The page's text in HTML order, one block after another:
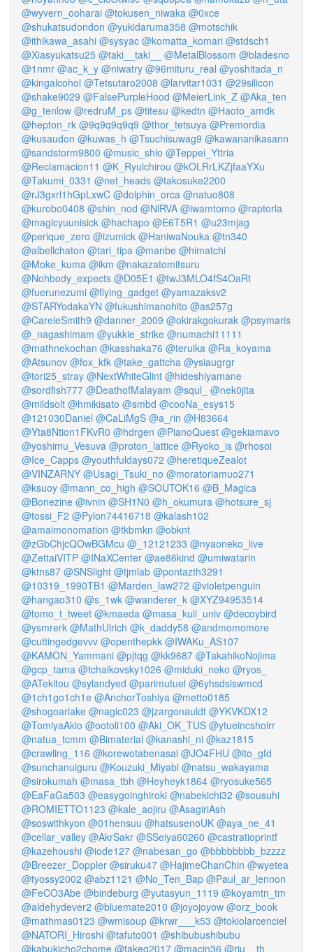
@wyvern_ooharai @tokusen_niwaka @0xce
@shukatsudondon @yukidaruma358 @motschik
@ithikawa_asahi @sysyac @komatta_komari @stdsch1
@Xiasyukatsu25 @taki__taki__ @MetalBlossom @bladesno
@1nmr @ac_k_y @niwatry @96mituru_real @yoshitada_n
@kingalcohol @Tetsutaro2008 @larvitar1031 @29silicon
@shake9029 @FalsePurpleHood @MeierLink_Z @Aka_ten
@g_tenlow @redruM_ps @titesu @kedtn @Haoto_amdk
@hepton_rk @9q9q9q9q9 @thor_tetsuya @Premordia
@kusaudon @kuwas_h @Tsuchisuwag9 @kawananikasann
@sandstorm9800 @music_shio @Teppei_Yttria
@Reclamacion11 @K_Ryuichirou @kOLRrLKZjfaaYXu
@Takumi_0331 @net_heads @takosuke2200
@rJ3gxrl1hGpLxwC @dolphin_orca @natuo808
@kurobo0408 @shin_nod @NlRVA @iwamtomo @raptorla
@magicyuunisick @hachapo @E6T5R1 @u23mjag
@perique_zero @izumick @HaniwaNouka @tn340
@albellchaton @tari_tipa @manbe @himatchi
@Moke_kuma @ikm @nakazatomitsuru
@Nohbody_expects @D05E1 @twJ3MLO4fS4OaRt
@fuerunezumi @flying_gadget @yamazaksv2
@STARYodakaYN @fukushimanohito @as257g
@CareleSmith9 @danner_2009 @okirakgokurak @psymaris
@_nagashimam @yukkie_strike @numachi11111
@mathnekochan @kasshaka76 @teruika @Ra_koyama
@Atsunov @fox_kfk @take_gattcha @ysiaugrgr
@tori25_stray @NextWhiteGlint @hideshiyamane
@sordfish777 @DeathofMalayam @squl_
@nek0jita
@mildsolt @hmikisato @smbd @cooNa_esys15
@121030Daniel @CaLiMgS @a_rin @H83664
@Yta8Ntion1FKvR0 @hdrgen @PianoQuest @gekiamavo
@yoshimu_Vesuva @proton_lattice @Ryoko_is @rhosoi
@Ice_Capps @youthfuldays072 @heretiqueZealot
@VINZARNY @Usagi_Tsuki_no @moratoriamuo271
@ksuoy @mann_co_high @SOUTOK16 @B_Magica
@Bonezine @ivnin @SH1N0 @h_okumura @hotsure_sj
@tossi_F2 @Pylon74416718 @kalash102
@amaimonomation @tkbmkn @obknt
@zGbChjcQOwBGMcu @_12121233 @nyaoneko_live
@ZettaiVITP @INaXCenter @ae86kind @umiwatarin
@ktns87 @SNSlight @tjmlab @pontazth3291
@10319_1990TB1 @Marden_law272 @violetpenguin
@hangao310 @s_1wk @wanderer_k @XYZ94953514
@tomo_t_tweet @kmaeda @masa_kuli_univ @decoybird
@ysmrerk @MathUlrich @k_daddy58 @andmomomore
@cuttingedgevvv @openthepkk @IWAKu_AS107
@KAMON_Yammani @pjtqg @kk9687 @TakahikoNojima
@gcp_tama @tchaikovsky1026 @miduki_neko @ryos_
@ATekitou @sylandyed @parimutuel @6yhsdsiswmcd
@1ch1go1ch1e @AnchorToshiya @metto0185
@shogoariake @nagic023 @jzargonauldt @YKVKDX12
@TomiyaAkio @ootoli100 @Aki_OK_TUS @ytueincshoirr
@natua_tcmm @Bimaterial @kanashi_ni @kaz1815
@crawling_116 @korewotabenasai @JO4FHU @ito_gfd
@sunchanuiguru @Kouzuki_Miyabi @natsu_wakayama
@sirokumah @masa_tbh @Heyheyk1864 @ryosuke565
@EaFaGa503 @easygoinghiroki @nabekichi32 @sousuhi
@ROMIETTO1123 @kale_aojiru @AsagiriAsh
@soswithkyon @01hensuu @hatsusenoUK @aya_ne_41
@cellar_valley @AkrSakr @SSeiya60260 @castratioprintf
@kazehoushi @iode127 @nabesan_go @bbbbbbbb_bzzzz
@Breezer_Doppler @siruku47 @HajimeChanChin @wyetea
@tyossy2002 @abz1121 @No_Ten_Bap @Paul_ar_lennon
@FeCO3Abe @bindeburg @yutasyun_1119 @koyamtn_tm
@aldehydever2 @bluemate2010 @joyojoyow @orz_book
@mathmas0123 @wmisoup @krwr___k53 @tokiolarcenciel
@NATORI_Hiroshi @tafuto001 @shibubushibubu
@kabukicho2chome @takeg2017 @macin36 @riu__th